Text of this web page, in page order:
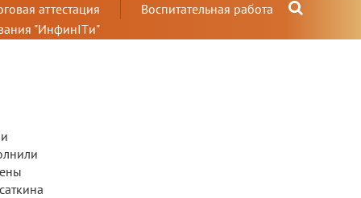
аттестация
Воспитательная работа
"ИнфинITи"